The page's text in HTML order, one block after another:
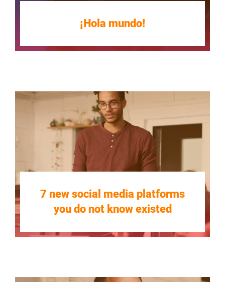
¡Hola mundo!
7 new social media platforms
you do not know existed